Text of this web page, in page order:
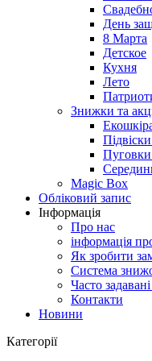
День
8 Марта
Детское
Кухня
Лето
Знижки та
Magic Box
Обліковий запис
Інформація
Про нас
інформація
Як зробити
Система
Часто
Контакти
Новини
Категорії